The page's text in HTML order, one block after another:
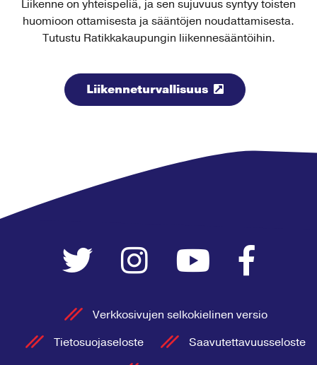
Liikenne on yhteispeliä, ja sen sujuvuus syntyy toisten
huomioon ottamisesta ja sääntöjen noudattamisesta.
Tutustu Ratikkakaupungin liikennesääntöihin.
Liikenneturvallisuus
Verkkosivujen selkokielinen versio
Tietosuojaseloste
Saavutettavuusseloste